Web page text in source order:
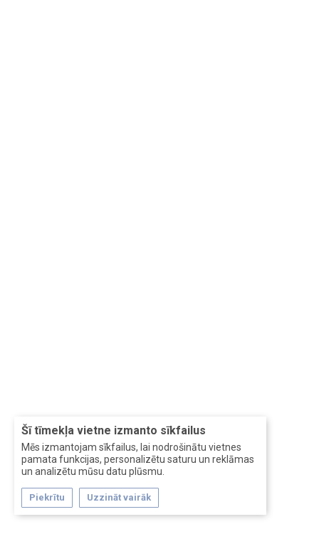
Šī tīmekļa vietne izmanto sīkfailus
Mēs izmantojam sīkfailus, lai nodrošinātu vietnes
pamata funkcijas, personalizētu saturu un reklāmas
un analizētu mūsu datu plūsmu.
Piekrītu Uzzināt vairāk